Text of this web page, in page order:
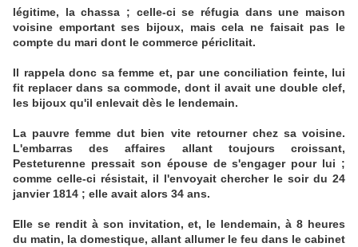
légitime, la chassa ; celle-ci se réfugia dans une maison
voisine emportant ses bijoux, mais cela ne faisait pas le
compte du mari dont le commerce périclitait.
Il rappela donc sa femme et, par une conciliation feinte, lui
fit replacer dans sa commode, dont il avait une double clef,
les bijoux qu'il enlevait dès le lendemain.
La pauvre femme dut bien vite retourner chez sa voisine.
L'embarras des affaires allant toujours croissant,
Pesteturenne pressait son épouse de s'engager pour lui ;
comme celle-ci résistait, il l'envoyait chercher le soir du 24
janvier 1814 ; elle avait alors 34 ans.
Elle se rendit à son invitation, et, le lendemain, à 8 heures
du matin, la domestique, allant allumer le feu dans le cabinet